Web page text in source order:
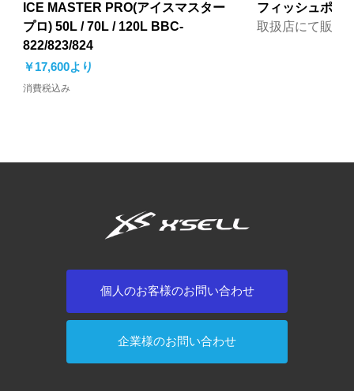
ICE MASTER PRO(アイスマスター
プロ) 50L / 70L / 120L BBC-
822/823/824
￥17,600より
セール価格
消費税込み
フィッシュポー
取扱店にて販売
羊毛フェルトDIYプレート PFP-10
取扱店にて販売中
FPメッシュ替え
鮎ハードロッドケース（4本収納
取扱店にて販売中
フィッシンググ
取扱店にて販売
フィッシンググローブ3本指出し
取扱店にて販売中
アクアリウムハ
ジュニアビーチシューズ BSC-897
取扱店にて販売中
プロテクトタイ
ネオプレーングローブ カモ3本指出
取扱店にて販売中
ネオプレーング
取扱店にて販売
ネオプレーングローブ本3指出し
取扱店にて販売中
ネオプレーング
取扱店にて販売
ネオプレーングローブ5本指付 CF-
取扱店にて販売中
ネオプレーング
取扱店にて販売
個人のお客様のお問い合わせ
企業様のお問い合わせ